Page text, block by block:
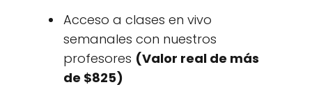
Acceso a clases en vivo
semanales con nuestros
profesores (Valor real de más
de $825)